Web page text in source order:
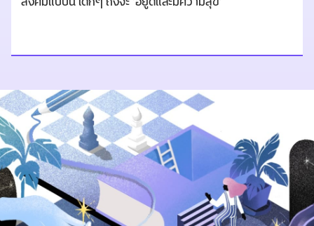
สังคมแบบนี้ เด็กๆ ถึงจะ ‘อยู่ดีและมีความสุข’